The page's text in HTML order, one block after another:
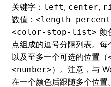
关键字： left, center,
数值： <length-
<color-stop-list> 颜
点组成的逗号分隔列表。
以及至多一个可选的位置（
<number>）。注意，与
在一个颜色后跟随多个位置